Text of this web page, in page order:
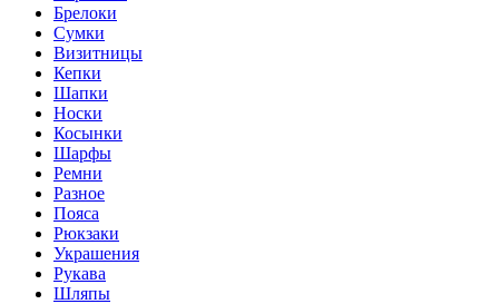
Брелоки
Сумки
Визитницы
Кепки
Шапки
Носки
Косынки
Шарфы
Ремни
Разное
Пояса
Рюкзаки
Украшения
Рукава
Шляпы